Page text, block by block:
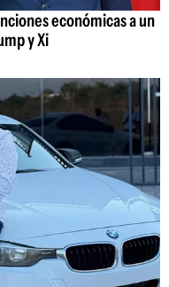
económicas a un
y Xi